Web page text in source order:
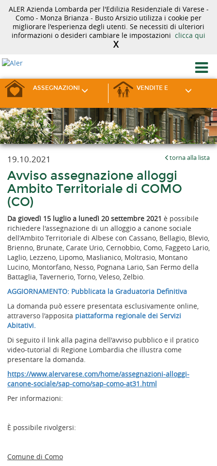
ALER Azienda Lombarda per l'Edilizia Residenziale di Varese -
Como - Monza Brianza - Busto Arsizio utilizza i cookie per
migliorare l'esperienza degli utenti. Se necessiti di ulteriori
informazioni o desideri cambiare le impostazioni clicca qui
X
ASSEGNAZIONI VENDITE E
19.10.2021 torna alla lista
Avviso assegnazione alloggi
Ambito Territoriale di COMO
(CO)
Da giovedì 15 luglio a lunedì 20 settembre 2021 è possibile
richiedere l'assegnazione di un alloggio a canone sociale
dell'Ambito Territoriale di Albese con Cassano, Bellagio, Blevio,
Brienno, Brunate, Carate Urio, Cernobbio, Como, Faggeto Lario,
Laglio, Lezzeno, Lipomo, Maslianico, Moltrasio, Montano
Lucino, Montorfano, Nesso, Pognana Lario, San Fermo della
Battaglia, Tavernerio, Torno, Veleso, Zelbio.
AGGIORNAMENTO: Pubblicata la Graduatoria Definitiva
La domanda può essere presentata esclusivamente online,
attraverso l'apposita piattaforma regionale dei Servizi
Abitativi.
Di seguito il link alla pagina dell'avviso pubblico e il pratico
video-tutorial di Regione Lombardia che illustra come
presentare la domanda.
https://www.alervarese.com/home/assegnazioni-alloggi-
canone-sociale/sap-como/sap-como-at31.html
Per informazioni:
È possibile rivolgersi:
Comune di Como